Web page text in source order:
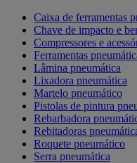
Caixa de ferramentas
Chave de impacto e
Compressores e
Ferramentas
Lâmina pneumática
Lixadora pneumática
Martelo pneumático
Pistolas de pintura
Rebarbadora
Rebitadoras
Roquete pneumático
Serra pneumática